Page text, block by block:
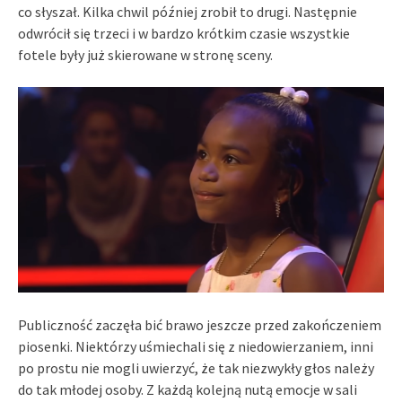
co słyszał. Kilka chwil później zrobił to drugi. Następnie
odwrócił się trzeci i w bardzo krótkim czasie wszystkie
fotele były już skierowane w stronę sceny.
Publiczność zaczęła bić brawo jeszcze przed zakończeniem
piosenki. Niektórzy uśmiechali się z niedowierzaniem, inni
po prostu nie mogli uwierzyć, że tak niezwykły głos należy
do tak młodej osoby. Z każdą kolejną nutą emocje w sali